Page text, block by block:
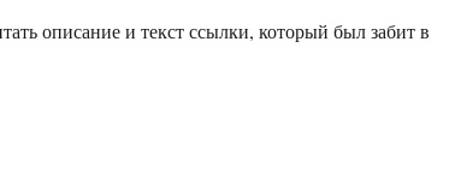
описание и текст ссылки, который был забит в